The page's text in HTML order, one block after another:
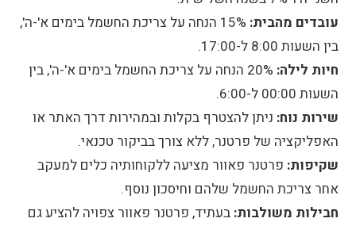
עובדים מהבית:
15% הנחה על צריכת החשמל בימים א'-ה',
בין השעות 8:00 ל-17:00.
חיות לילה:
20% הנחה על צריכת החשמל בימים א'-ה', בין
השעות 00:00 ל-6:00.
שירות נוח: ניתן להצטרף בקלות ובמהירות דרך האתר או
האפליקציה של פרטנר, ללא צורך בביקור טכנאי.
שקיפות: פרטנר פאוור מציעה ללקוחותיה כלים למעקב
אחר צריכת החשמל שלהם וחיסכון נוסף.
חבילות משולבות: בעתיד, פרטנר פאוור צפויה להציע גם